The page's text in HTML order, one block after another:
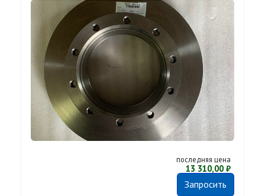
последняя цена
13 310,00 ₽
Запросить